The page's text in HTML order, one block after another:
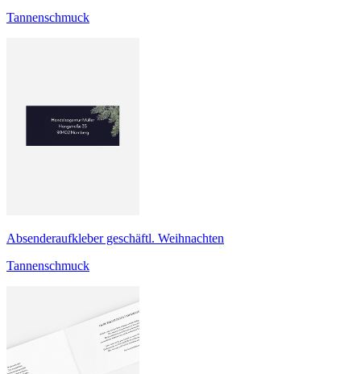
Tannenschmuck
Absenderaufkleber geschäftl. Weihnachten
Tannenschmuck